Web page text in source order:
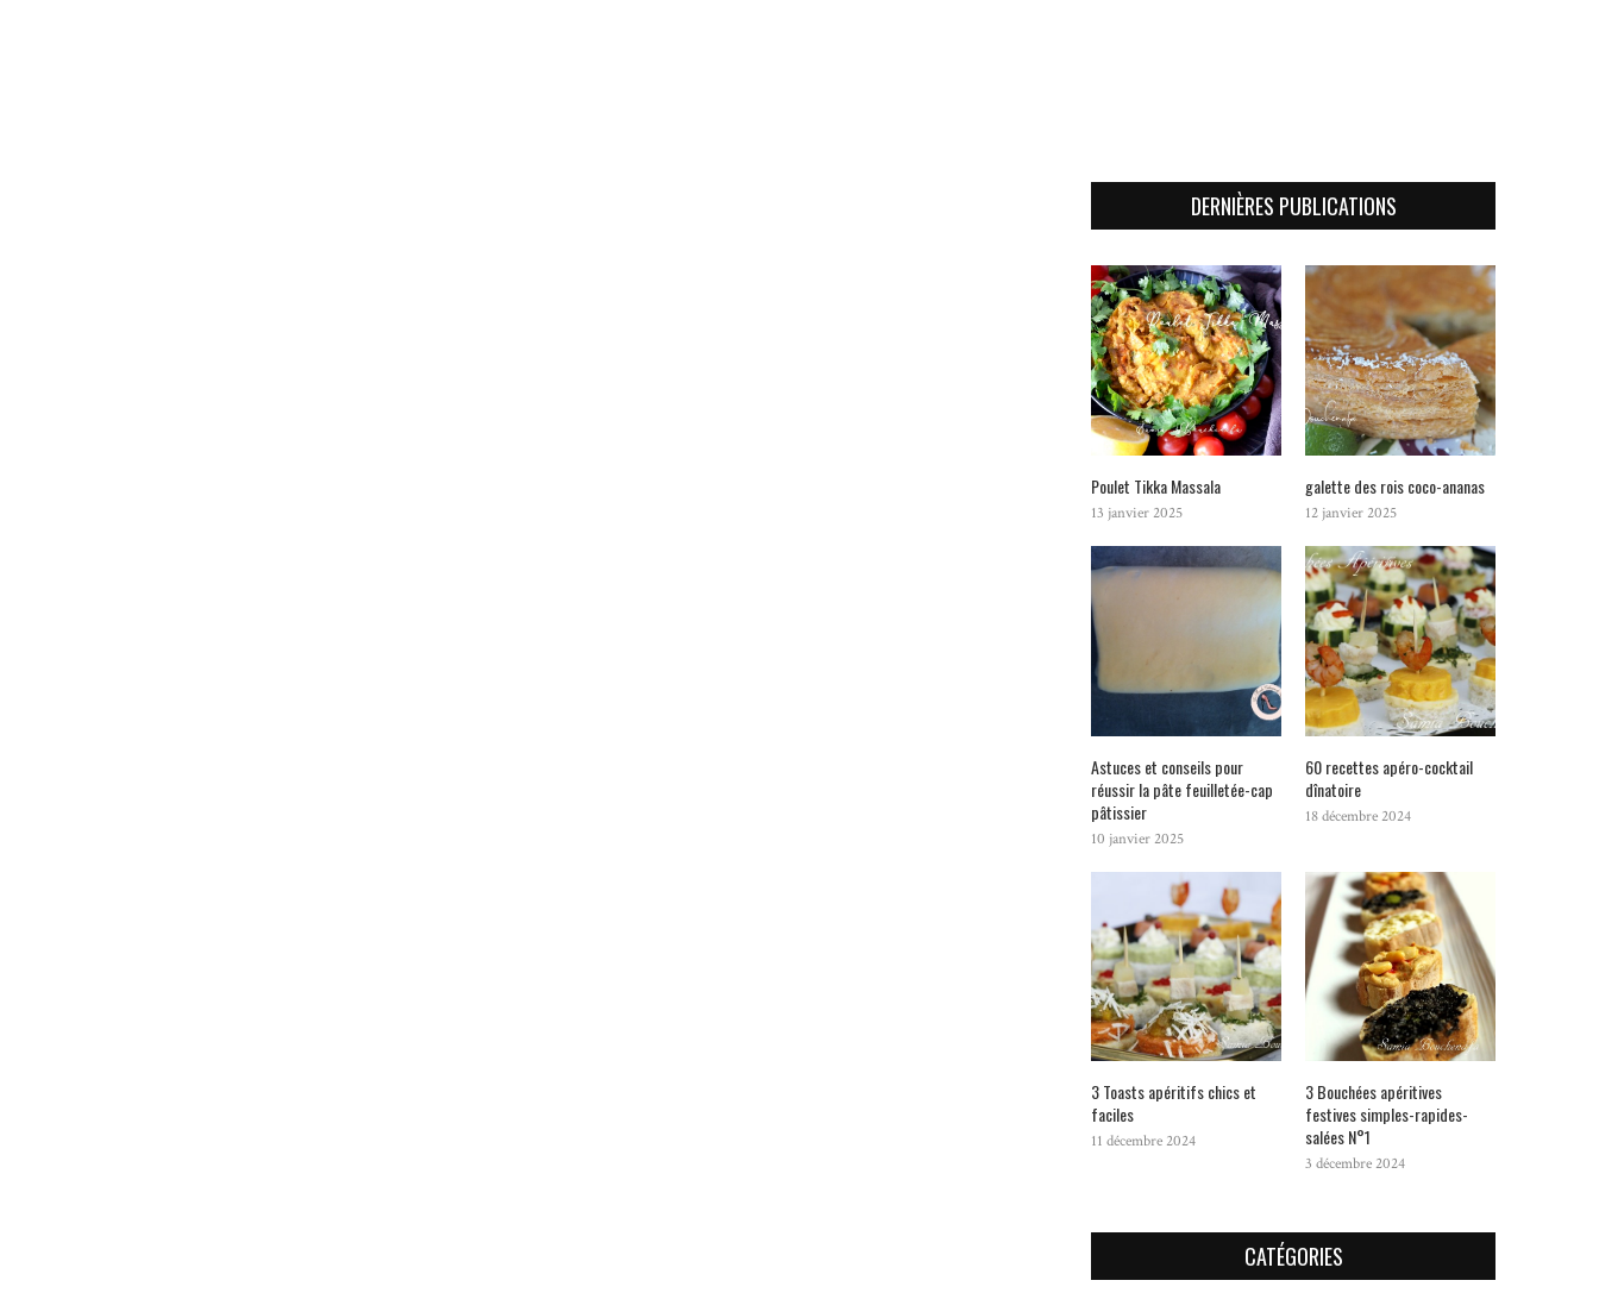
DERNIÈRES PUBLICATIONS
Poulet Tikka Massala
13 janvier 2025
galette des rois coco-ananas
12 janvier 2025
Astuces et conseils pour
réussir la pâte feuilletée-cap
pâtissier
10 janvier 2025
60 recettes apéro-cocktail
dînatoire
18 décembre 2024
3 Toasts apéritifs chics et
faciles
11 décembre 2024
3 Bouchées apéritives
festives simples-rapides-
salées N°1
3 décembre 2024
CATÉGORIES